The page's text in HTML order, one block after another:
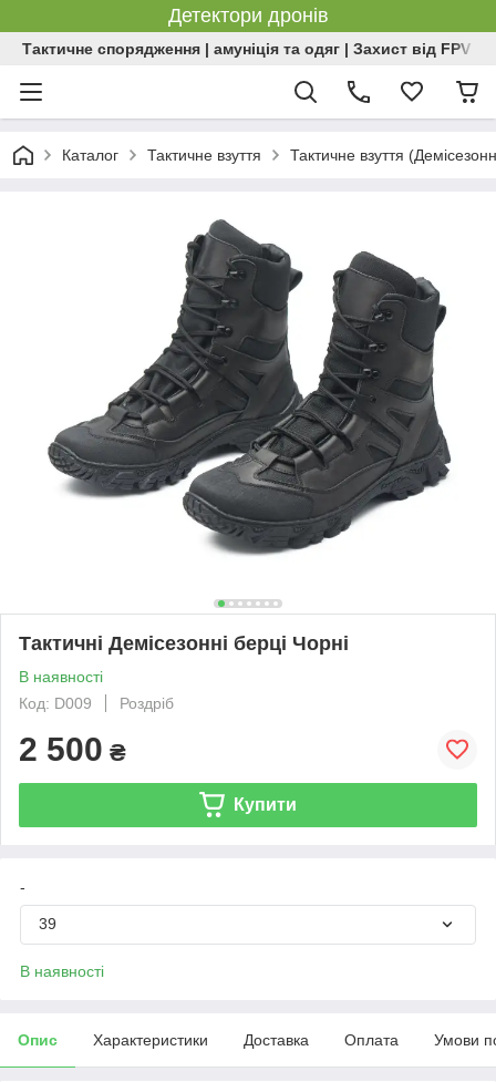
Детектори дронів
Тактичне спорядження | амуніція та одяг | Захист від FPV |
Каталог Тактичне взуття Тактичне взуття
Тактичні Демісезонні берці Чорні
В наявності
Код: D009
Роздріб
2 500 ₴
Купити
-
39
В наявності
Опис Характеристики Доставка Оплата Умови